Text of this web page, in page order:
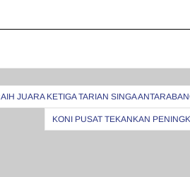
JUARA KETIGA TARIAN SINGA
KONI PUSAT TEKANKAN